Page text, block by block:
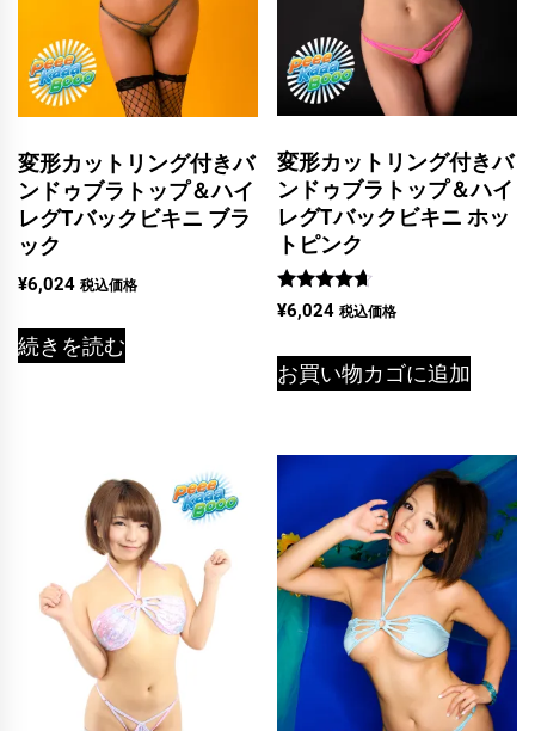
変形カットリング付きバ
ンドゥブラトップ＆ハイ
レグTバックビキニ ブラ
ック
¥6,024 税込価格
続きを読む
変形カットリング付きバ
ンドゥブラトップ＆ハイ
レグTバックビキニ ホッ
トピンク
5段階中
4.50
¥6,024 税込価格
お買い物カゴに追加